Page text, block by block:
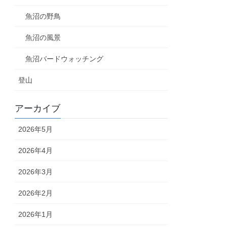
魚沼の野鳥
魚沼の風景
魚沼バードウォッチング
登山
アーカイブ
2026年5月
2026年4月
2026年3月
2026年2月
2026年1月